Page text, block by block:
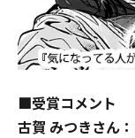
■受賞コメント
古賀 みつきさん：